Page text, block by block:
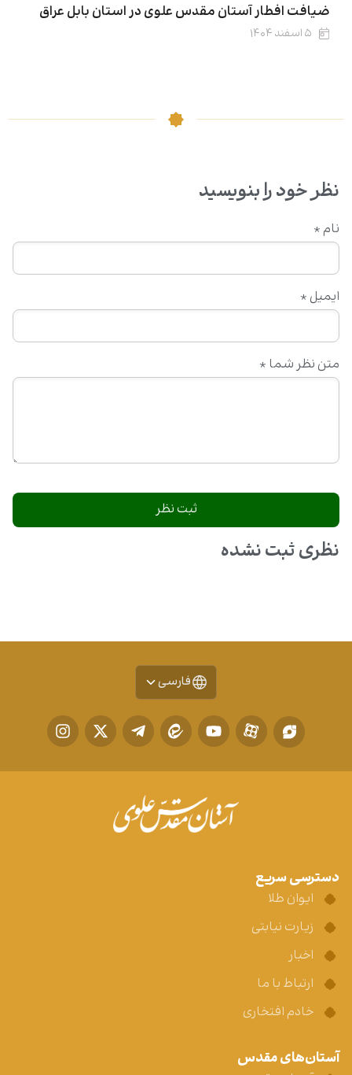
ضیافت افطار آستان مقدس علوی در استان بابل عراق
۵ اسفند ۱۴۰۴
نظر خود را بنویسید
متن نظر شما *
نام *
ایمیل *
نظری ثبت نشده
فارسی
دسترسی سریع
ایوان طلا
زیارت نیابتی
اخبار
ارتباط با ما
خادم افتخاری
آستان‌های مقدس